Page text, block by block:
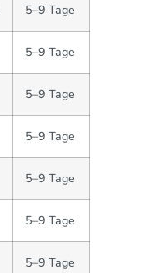
5–9 Tage
5–9 Tage
5–9 Tage
5–9 Tage
5–9 Tage
5–9 Tage
5–9 Tage